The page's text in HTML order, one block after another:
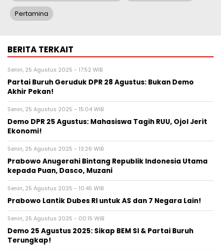
Pertamina
BERITA TERKAIT
Senin, 25 Agustus 2025 - 17:52 WIB
Partai Buruh Geruduk DPR 28 Agustus: Bukan Demo
Akhir Pekan!
Senin, 25 Agustus 2025 - 15:04 WIB
Demo DPR 25 Agustus: Mahasiswa Tagih RUU, Ojol Jerit
Ekonomi!
Senin, 25 Agustus 2025 - 13:26 WIB
Prabowo Anugerahi Bintang Republik Indonesia Utama
kepada Puan, Dasco, Muzani
Senin, 25 Agustus 2025 - 10:45 WIB
Prabowo Lantik Dubes RI untuk AS dan 7 Negara Lain!
Senin, 25 Agustus 2025 - 00:15 WIB
Demo 25 Agustus 2025: Sikap BEM SI & Partai Buruh
Terungkap!